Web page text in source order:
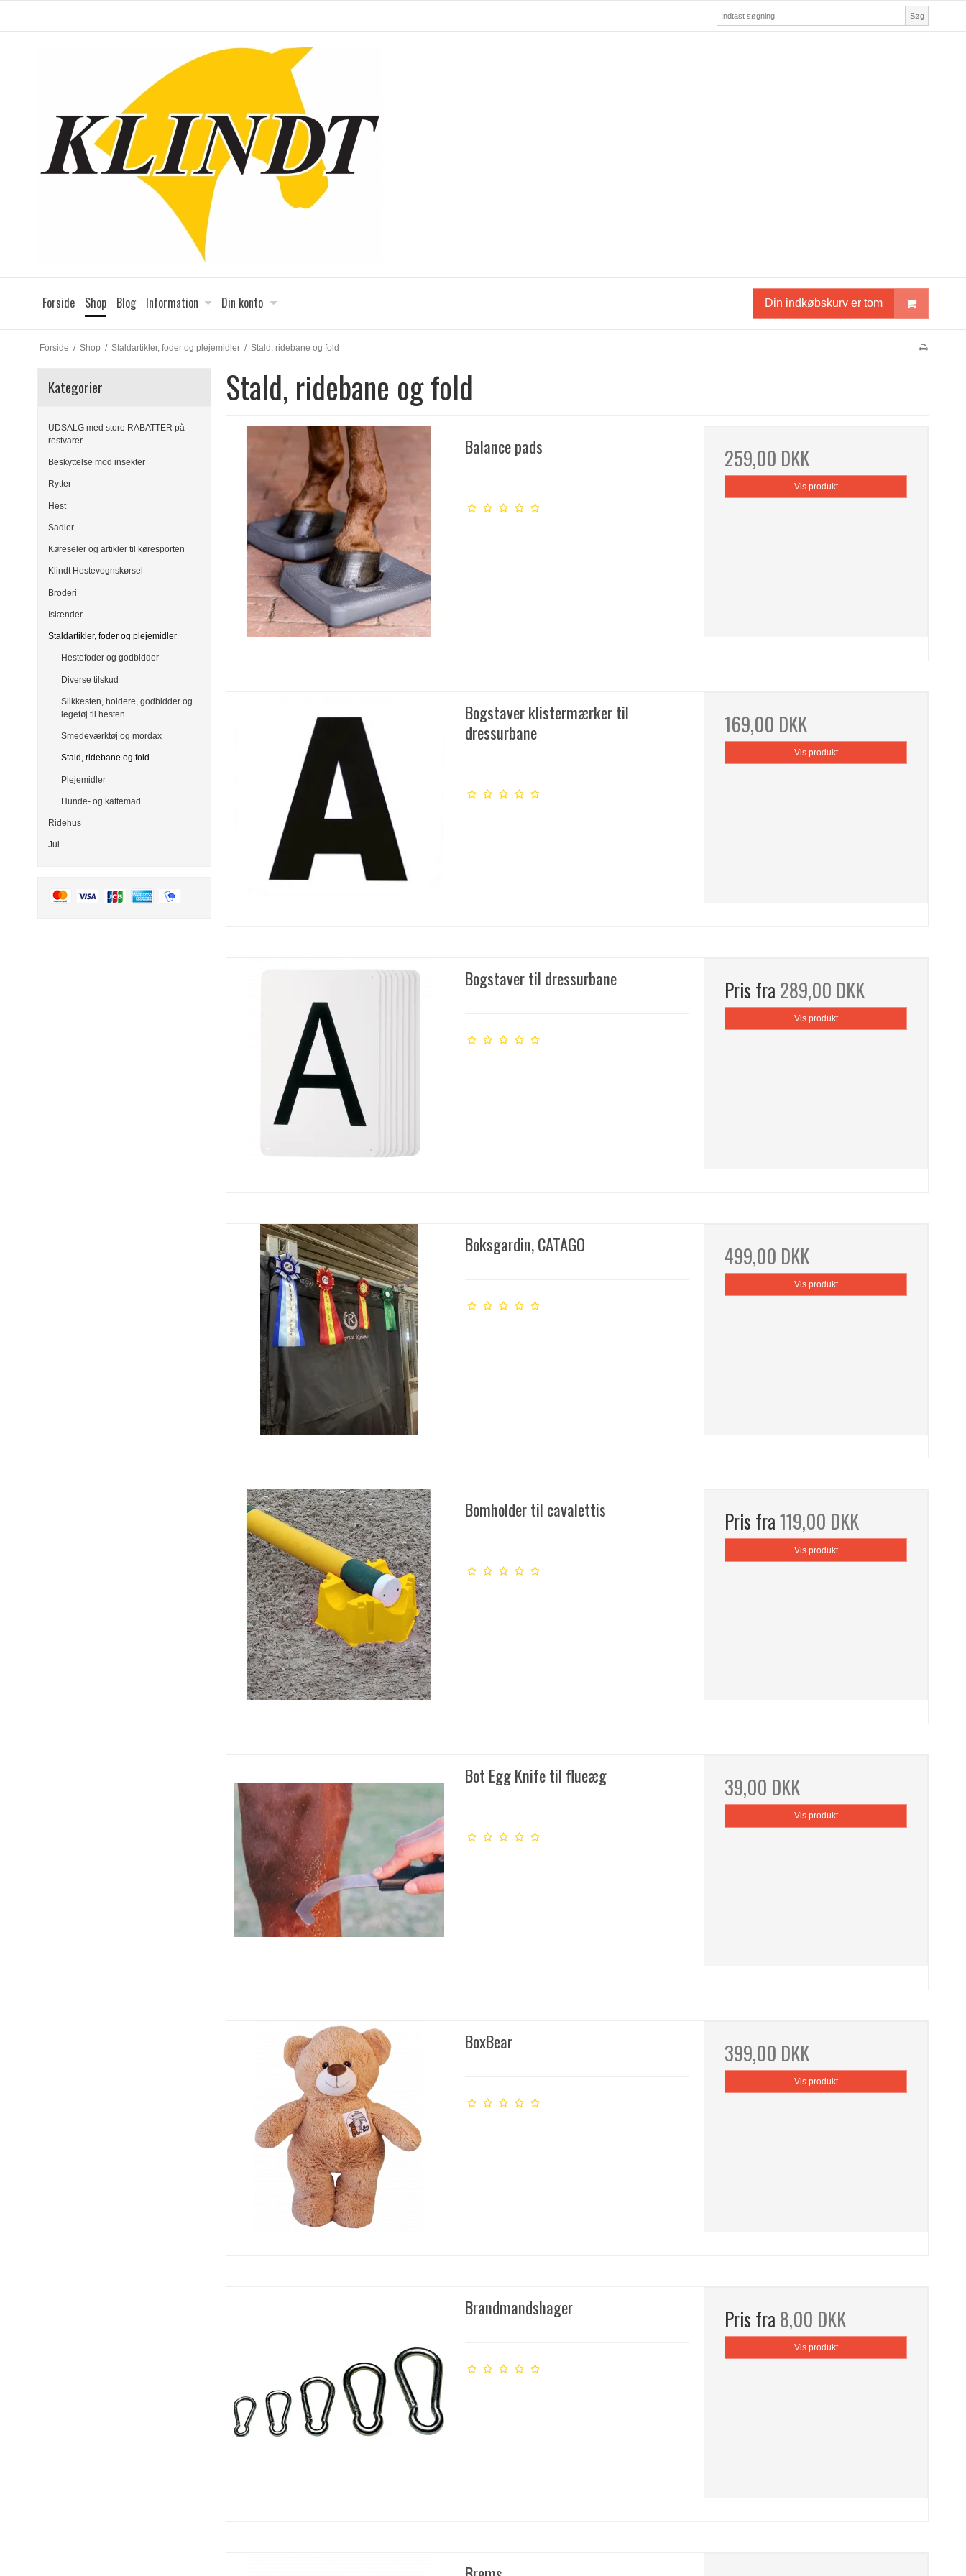
Søg
Forside Shop Blog Information Din konto Din indkøbskurv er tom
Forside / Shop / Staldartikler, foder og plejemidler / Stald, ridebane og fold
Kategorier
UDSALG med store RABATTER på
restvarer
Beskyttelse mod insekter
Rytter
Hest
Sadler
Køreseler og artikler til køresporten
Klindt Hestevognskørsel
Broderi
Islænder
Staldartikler, foder og plejemidler
Hestefoder og godbidder
Diverse tilskud
Slikkesten, holdere, godbidder og
legetøj til hesten
Smedeværktøj og mordax
Stald, ridebane og fold
Plejemidler
Hunde- og kattemad
Ridehus
Jul
Stald, ridebane og fold
Balance pads 259,00 DKK
Vis produkt
Bogstaver klistermærker til
dressurbane
169,00 DKK
Vis produkt
Bogstaver til dressurbane Pris fra 289,00 DKK
Vis produkt
Boksgardin, CATAGO 499,00 DKK
Vis produkt
Bomholder til cavalettis Pris fra119,00 DKK
Vis produkt
Bot Egg Knife til flueæg 39,00 DKK
Vis produkt
BoxBear 399,00 DKK
Vis produkt
Brandmandshager Pris fra 8,00 DKK
Vis produkt